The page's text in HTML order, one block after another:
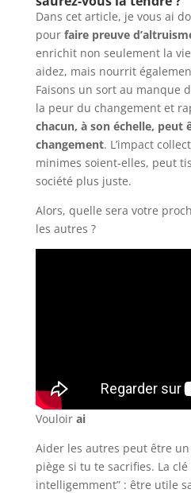
Dans cet article, je vous ai
pour faire preuve
enrichit non seulement la
aidez, mais nourrit
Faisons un sort au manque
la peur du changement et
chacun, à son échelle, peut
changement. L’impact
minimes soient-elles, peut
société plus juste.
Alors, quelle sera votre
les autres ?
Vouloir ai
Aider les autres peut être
piège si tu te sacrifies. La clé
intelligemment” : être utile